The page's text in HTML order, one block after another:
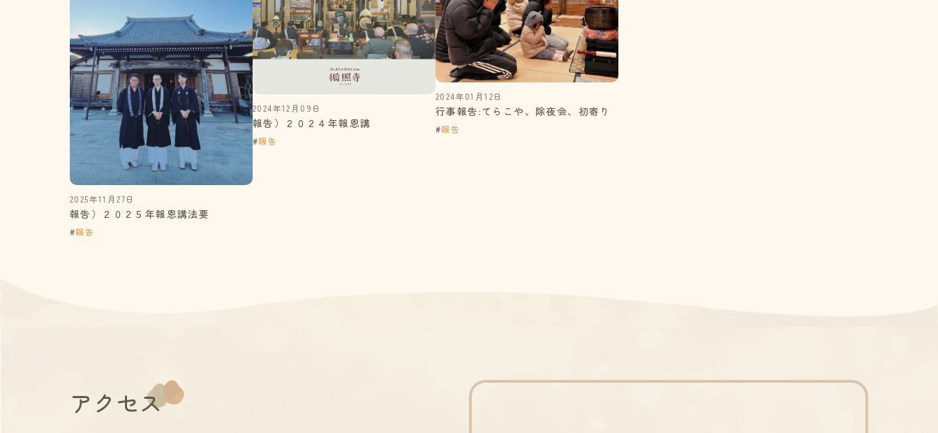
2025年11月27日
報告）２０２５年報恩講法要
#報告
2024年12月09日
報告）２０２４年報恩講
#報告
2024年01月12日
行事報告:てらこや、除夜会、初寄り
#報告
アクセス